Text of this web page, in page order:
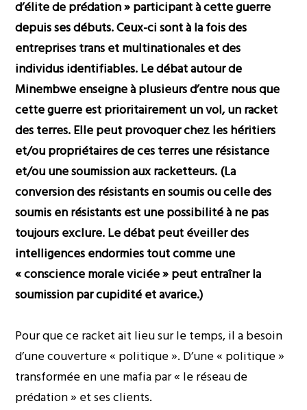
d’élite de prédation » participant à cette guerre
depuis ses débuts. Ceux-ci sont à la fois des
entreprises trans et multinationales et des
individus identifiables. Le débat autour de
Minembwe enseigne à plusieurs d’entre nous que
cette guerre est prioritairement un vol, un racket
des terres. Elle peut provoquer chez les héritiers
et/ou propriétaires de ces terres une résistance
et/ou une soumission aux racketteurs. (La
conversion des résistants en soumis ou celle des
soumis en résistants est une possibilité à ne pas
toujours exclure. Le débat peut éveiller des
intelligences endormies tout comme une
« conscience morale viciée » peut entraîner la
soumission par cupidité et avarice.)
Pour que ce racket ait lieu sur le temps, il a besoin
d’une couverture « politique ». D’une « politique »
transformée en une mafia par « le réseau de
prédation » et ses clients.